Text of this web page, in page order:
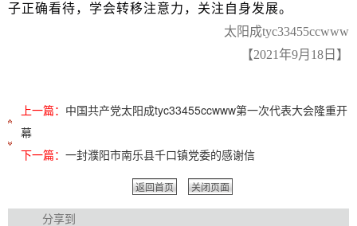
子正确看待，学会转移注意力，关注自身发展。
太阳成tyc33455ccwww
【2021年9月18日】
上一篇： 中国共产党太阳成tyc33455ccwww第一次代表大会隆重开
幕
下一篇： 一封濮阳市南乐县千口镇党委的感谢信
返回首页 关闭页面
分享到